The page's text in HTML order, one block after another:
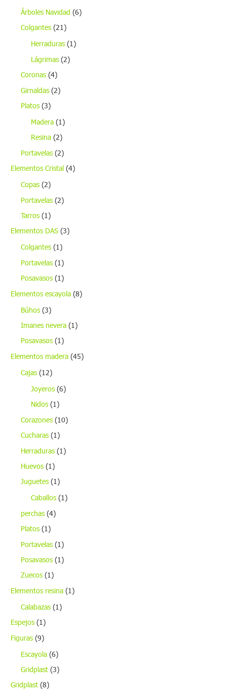
Árboles Navidad (6)
Colgantes (21)
Herraduras (1)
Lágrimas (2)
Coronas (4)
Girnaldas (2)
Platos (3)
Madera (1)
Resina (2)
Portavelas (2)
Elementos Cristal (4)
Copas (2)
Portavelas (2)
Tarros (1)
Elementos DAS (3)
Colgantes (1)
Portavelas (1)
Posavasos (1)
Elementos escayola (8)
Búhos (3)
Imanes nevera (1)
Posavasos (1)
Elementos madera (45)
Cajas (12)
Joyeros (6)
Nidos (1)
Corazones (10)
Cucharas (1)
Herraduras (1)
Huevos (1)
Juguetes (1)
Caballos (1)
perchas (4)
Platos (1)
Portavelas (1)
Posavasos (1)
Zuecos (1)
Elementos resina (1)
Calabazas (1)
Espejos (1)
Figuras (9)
Escayola (6)
Gridplast (3)
Gridplast (8)